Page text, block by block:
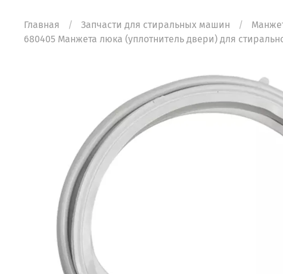
Главная Запчасти для стиральных машин
680405 Манжета люка (уплотнитель двери) для